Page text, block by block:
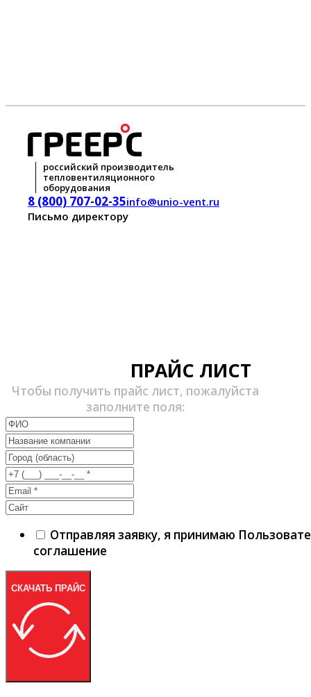
российский производитель
тепловентиляционного
оборудования
8 (800) 707-02-35info@unio-vent.ru
Письмо директору
ПРАЙС ЛИСТ
Чтобы получить прайс лист, пожалуйста
заполните поля:
Отправляя заявку, я принимаю
соглашение
СКАЧАТЬ ПРАЙС